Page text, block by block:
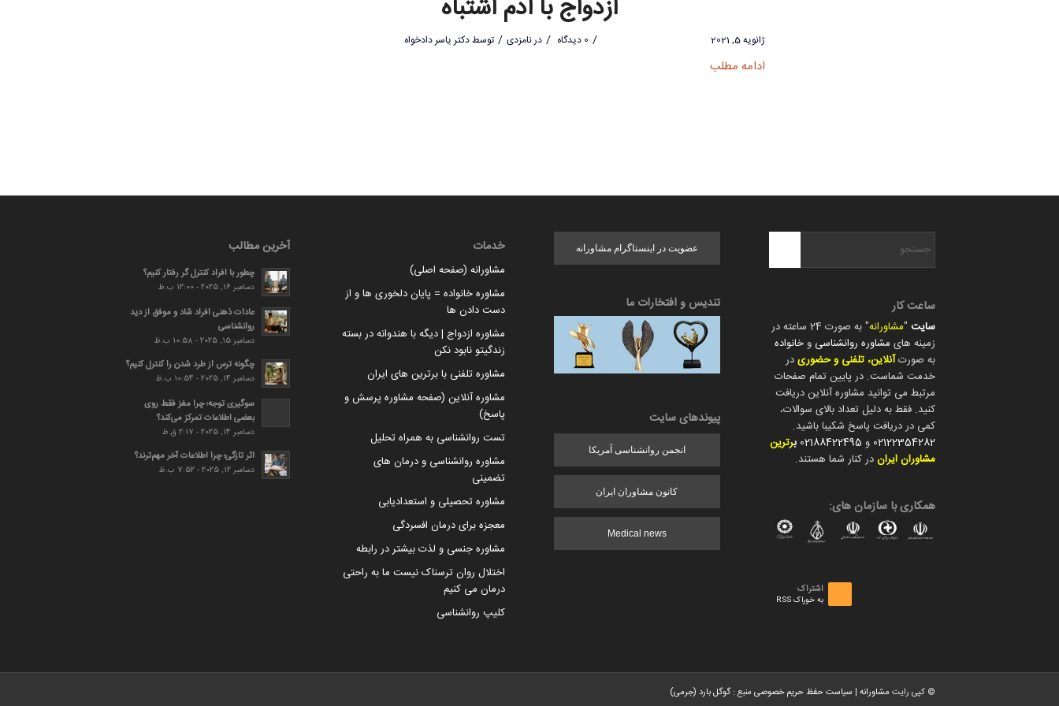
ازدواج با ادم اشتباه
ژانویه 5, 2021 / 0 دیدگاه / درنامزدی / توسطدکتر یاسر دادخواه
ادامه مطلب
ساعت کار
سایت "مشاورانه
" به صورت 24 ساعته در
زمینه های مشاوره روانشناسی و خانواده
به صورتآنلاین، تلفنی و حضوریدر
خدمت شماست. در پایین تمام صفحات
مرتبط می توانید مشاوره آنلاین دریافت
کنید. فقط به دلیل تعداد بالای سوالات،
کمی در دریافت پاسخ شکیبا باشید.
02122354282 و 02188422495 برترین
مشاوران ایراندر کنار شما هستند.
همکاری با سازمان های:
اشتراک
به خوراک RSS
عضویت در اینستاگرام مشاورانه
تندیس و افتخارات ما
پیوندهای سایت
انجمن روانشناسی آمریکا
کانون مشاوران ایران
Medical news
خدمات
مشاورانه (صفحه اصلی)
مشاوره خانواده = پایان دلخوری ها و از
دست دادن ها
مشاوره ازدواج | دیگه با هندوانه در بسته
زندگیتو نابود نکن
مشاوره تلفنی با برترین های ایران
مشاوره آنلاین (صفحه مشاوره پرسش و
پاسخ)
تست روانشناسی به همراه تحلیل
مشاوره روانشناسی و درمان های
تضمینی
مشاوره تحصیلی و استعدادیابی
معجزه برای درمان افسردگی
مشاوره جنسی و لذت بیشتر در رابطه
اختلال روان ترسناک نیست ما به راحتی
درمان می کنیم
کلیپ روانشناسی
آخرین مطالب
چطور با افراد کنترل گر رفتار کنیم؟
دسامبر 16, 2025 - 12:00 ب.ظ
عادات ذهنی افراد شاد و موفق از دید
روانشناسی
دسامبر 15, 2025 - 10:58 ب.ظ
چگونه ترس از طرد شدن را کنترل کنیم؟
دسامبر 14, 2025 - 10:54 ب.ظ
سوگیری توجه؛ چرا مغز فقط روی
بعضی اطلاعات تمرکز می‌کند؟
دسامبر 14, 2025 - 2:17 ق.ظ
اثر تازگی؛ چرا اطلاعات آخر مهم‌ترند؟
دسامبر 12, 2025 - 7:52 ب.ظ
© کپی رایت مشاورانه | سیاست حفظ حریم خصوصی منبع :گوگل بارد (جرمی)